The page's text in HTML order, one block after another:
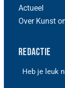
Actueel
Over Kunst
Redactie
Heb je leuk